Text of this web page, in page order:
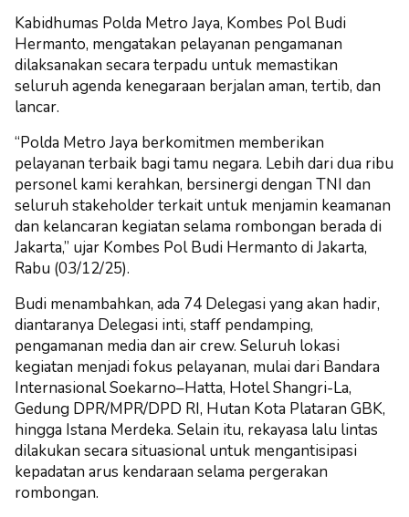
Kabidhumas Polda Metro Jaya, Kombes Pol Budi
Hermanto, mengatakan pelayanan pengamanan
dilaksanakan secara terpadu untuk memastikan
seluruh agenda kenegaraan berjalan aman, tertib, dan
lancar.
“Polda Metro Jaya berkomitmen memberikan
pelayanan terbaik bagi tamu negara. Lebih dari dua ribu
personel kami kerahkan, bersinergi dengan TNI dan
seluruh stakeholder terkait untuk menjamin keamanan
dan kelancaran kegiatan selama rombongan berada di
Jakarta,” ujar Kombes Pol Budi Hermanto di Jakarta,
Rabu (03/12/25).
Budi menambahkan, ada 74 Delegasi yang akan hadir,
diantaranya Delegasi inti, staff pendamping,
pengamanan media dan air crew. Seluruh lokasi
kegiatan menjadi fokus pelayanan, mulai dari Bandara
Internasional Soekarno–Hatta, Hotel Shangri-La,
Gedung DPR/MPR/DPD RI, Hutan Kota Plataran GBK,
hingga Istana Merdeka. Selain itu, rekayasa lalu lintas
dilakukan secara situasional untuk mengantisipasi
kepadatan arus kendaraan selama pergerakan
rombongan.